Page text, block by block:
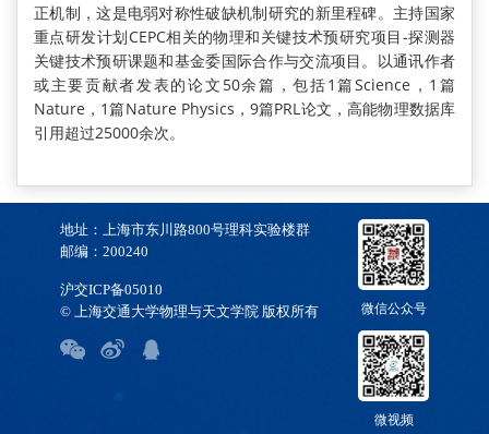
正机制，这是电弱对称性破缺机制研究的新里程碑。主持国家
重点研发计划CEPC相关的物理和关键技术预研究项目-探测器
关键技术预研课题和基金委国际合作与交流项目。以通讯作者
或主要贡献者发表的论文50余篇，包括1篇Science，1篇
Nature，1篇Nature Physics，9篇PRL论文，高能物理数据库
引用超过25000余次。
地址：上海市东川路800号理科实验楼群
邮编：200240
沪交ICP备05010
© 上海交通大学物理与天文学院 版权所有
微信公众号
微视频